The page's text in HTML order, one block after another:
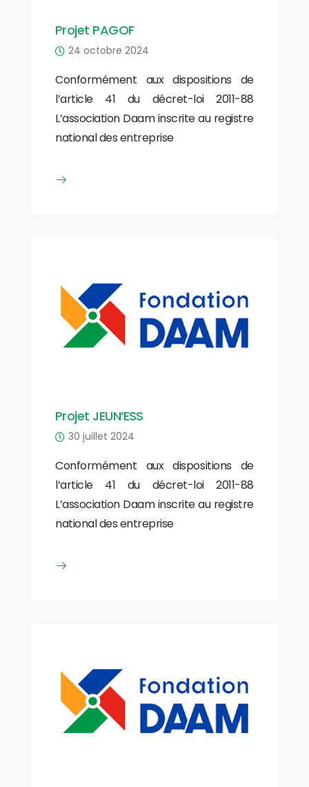
Projet PAGOF
24 octobre 2024
Conformément aux dispositions de
l’article 41 du décret-loi 2011-88
L’association Daam inscrite au registre
national des entreprise
Projet JEUN’ESS
30 juillet 2024
Conformément aux dispositions de
l’article 41 du décret-loi 2011-88
L’association Daam inscrite au registre
national des entreprise